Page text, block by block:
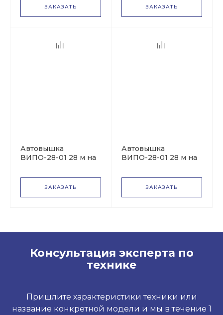
ЗАКАЗАТЬ ЗАКАЗАТЬ
Автовышка
ВИПО-28-01 28 м на
NEXT
ЗАКАЗАТЬ
Автовышка
ВИПО-28-01 28 м на
ЗАКАЗАТЬ
Консультация эксперта по
технике
Пришлите характеристики техники или
название конкретной модели и мы в течение 1